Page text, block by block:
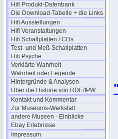
Hifi Produkt-Datenbank
Die Download-Tabelle + die Links
Hifi Ausstellungen
Hifi Veranstaltungen
Hifi Schallplatten / CDs
Test- und Meß-Schallplatten
Hifi Psyche
Verklärte Wahrheit
Wahrheit oder Legende
Hintergründe & Analysen
Über die Historie von RDE/IPW
Kontakt und Kommentar
Zur Museums-Werkstatt
andere Museen - Einblicke
Ebay Erlebnisse
Impressum